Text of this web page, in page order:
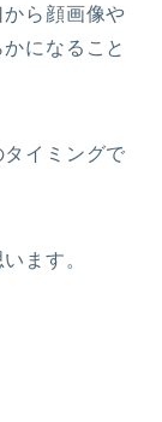
ら顔画像や
になること
イミングで
ます。